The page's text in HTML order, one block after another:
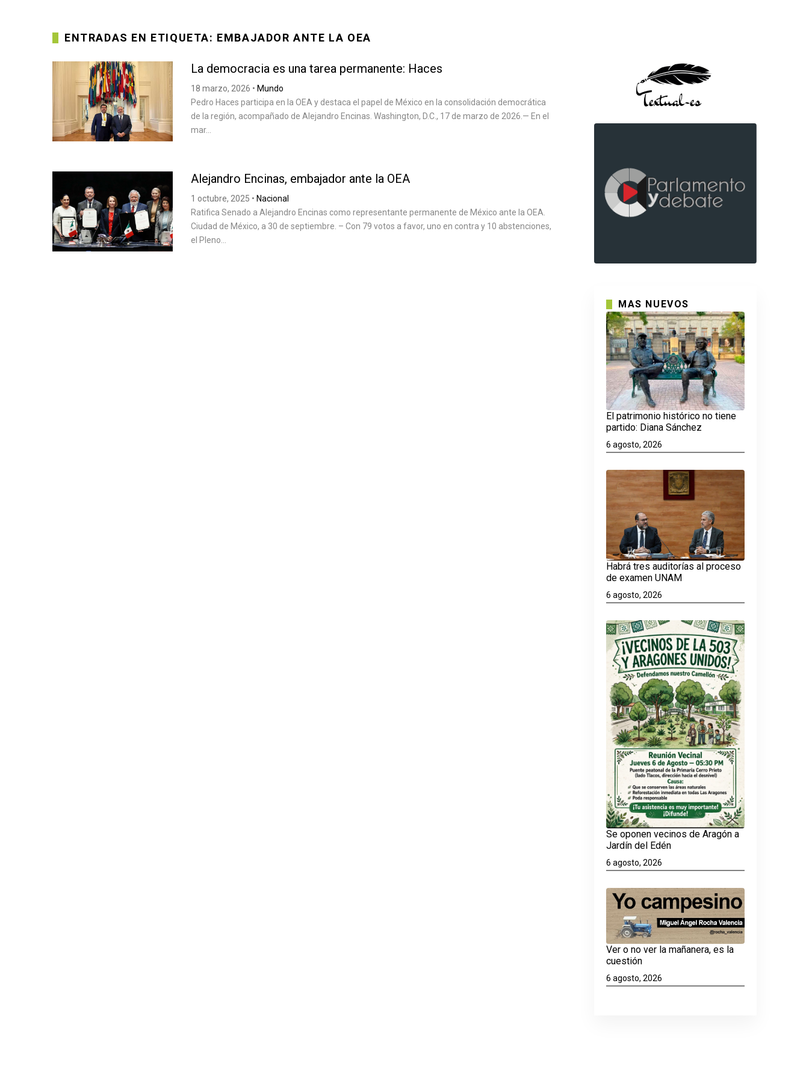
ENTRADAS EN ETIQUETA: EMBAJADOR ANTE LA OEA
La democracia es una tarea permanente: Haces
18 marzo, 2026 • Mundo
Pedro Haces participa en la OEA y destaca el papel de México en la consolidación democrática
de la región, acompañado de Alejandro Encinas. Washington, D.C., 17 de marzo de 2026.— En el
mar...
Alejandro Encinas, embajador ante la OEA
1 octubre, 2025 • Nacional
Ratifica Senado a Alejandro Encinas como representante permanente de México ante la OEA.
Ciudad de México, a 30 de septiembre. – Con 79 votos a favor, uno en contra y 10 abstenciones,
el Pleno...
MAS NUEVOS
El patrimonio histórico no tiene
partido: Diana Sánchez
6 agosto, 2026
Habrá tres auditorías al proceso
de examen UNAM
6 agosto, 2026
Se oponen vecinos de Aragón a
Jardín del Edén
6 agosto, 2026
Ver o no ver la mañanera, es la
cuestión
6 agosto, 2026